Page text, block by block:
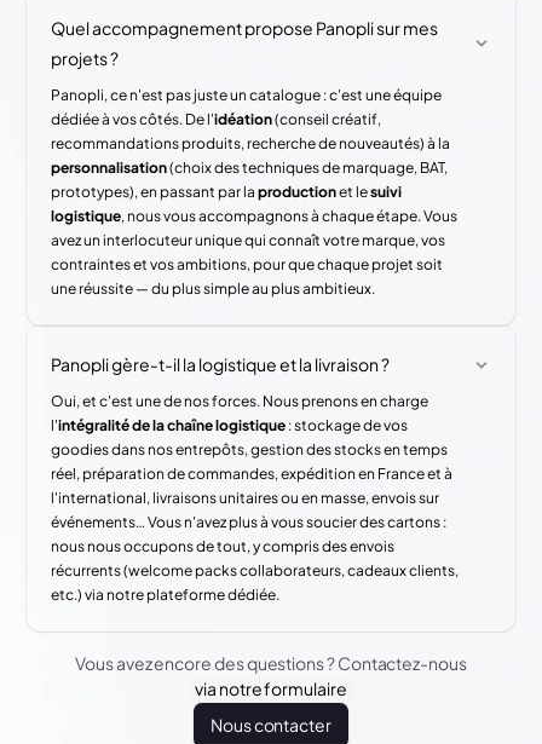
Quel accompagnement propose Panopli sur mes
projets ?
Panopli, ce n'est pas juste un catalogue : c'est une équipe
dédiée à vos côtés. De l'idéation(conseil créatif,
recommandations produits, recherche de nouveautés) à la
personnalisation(choix des techniques de marquage, BAT,
prototypes), en passant par laproductionet lesuivi
logistique, nous vous accompagnons à chaque étape. Vous
avez un interlocuteur unique qui connaît votre marque, vos
contraintes et vos ambitions, pour que chaque projet soit
une réussite — du plus simple au plus ambitieux.
Panopli gère-t-il la logistique et la livraison ?
Oui, et c'est une de nos forces. Nous prenons en charge
l'intégralité de la chaîne logistique : stockage de vos
goodies dans nos entrepôts, gestion des stocks en temps
réel, préparation de commandes, expédition en France et à
l'international, livraisons unitaires ou en masse, envois sur
événements… Vous n'avez plus à vous soucier des cartons :
nous nous occupons de tout, y compris des envois
récurrents (welcome packs collaborateurs, cadeaux clients,
etc.) via notre plateforme dédiée.
Vous avez encore des questions ? Contactez-nous
via notre formulaire
Nous contacter